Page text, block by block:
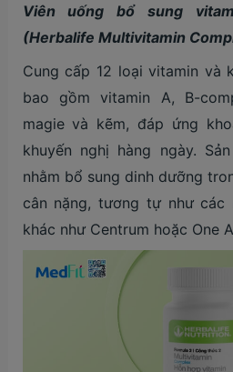
Viên uống bổ sung
(Herbalife Multivitamin
Cung cấp 12 loại vitamin và
bao gồm vitamin A, B-
magie và kẽm, đáp ứng
khuyến nghị hàng ngày.
nhằm bổ sung dinh dưỡng
cân nặng, tương tự như các
khác như Centrum hoặc One